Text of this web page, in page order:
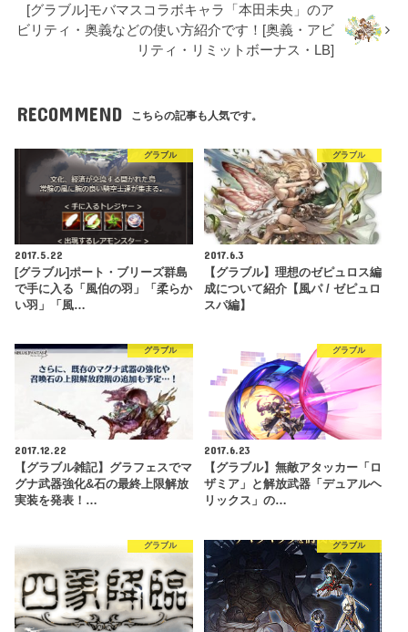
[グラブル]モバマスコラボキャラ「本田未央」のア
ビリティ・奥義などの使い方紹介です！[奥義・アビ
リティ・リミットボーナス・LB]
RECOMMEND こちらの記事も人気です。
グラブル
2017.5.22
[グラブル]ポート・ブリーズ群島
で手に入る「風伯の羽」「柔らか
い羽」「風…
グラブル
2017.6.3
【グラブル】理想のゼピュロス編
成について紹介【風パ / ゼピュロ
スパ編】
グラブル
2017.12.22
【グラブル雑記】グラフェスでマ
グナ武器強化&石の最終上限解放
実装を発表！…
グラブル
2017.6.23
【グラブル】無敵アタッカー「ロ
ザミア」と解放武器「デュアルヘ
リックス」の…
グラブル グラブル